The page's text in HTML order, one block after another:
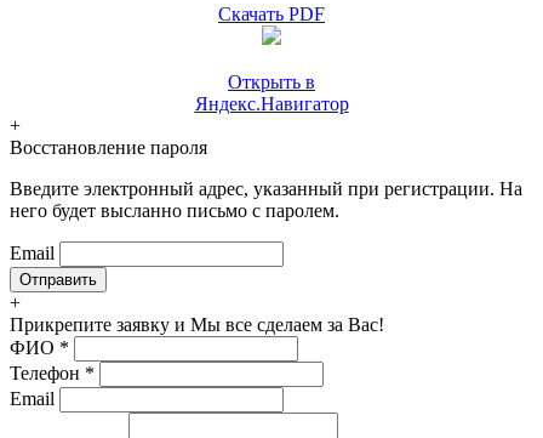
Скачать PDF
Открыть в
Яндекс.Навигатор
+
Восстановление пароля
Введите электронный адрес, указанный при регистрации. На
него будет высланно письмо с паролем.
Email
+
Прикрепите заявку и Мы все сделаем за Вас!
ФИО *
Телефон *
Email